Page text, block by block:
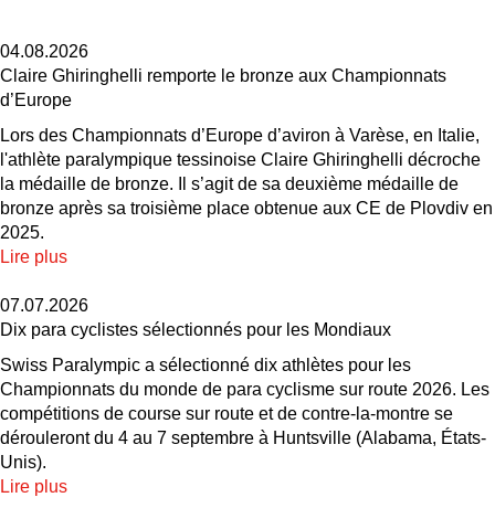
04.08.2026
Claire Ghiringhelli remporte le bronze aux Championnats
d’Europe
Lors des Championnats d’Europe d’aviron à Varèse, en Italie,
l'athlète paralympique tessinoise Claire Ghiringhelli décroche
la médaille de bronze. Il s’agit de sa deuxième médaille de
bronze après sa troisième place obtenue aux CE de Plovdiv en
2025.
Lire plus
07.07.2026
Dix para cyclistes sélectionnés pour les Mondiaux
Swiss Paralympic a sélectionné dix athlètes pour les
Championnats du monde de para cyclisme sur route 2026. Les
compétitions de course sur route et de contre-la-montre se
dérouleront du 4 au 7 septembre à Huntsville (Alabama, États-
Unis).
Lire plus